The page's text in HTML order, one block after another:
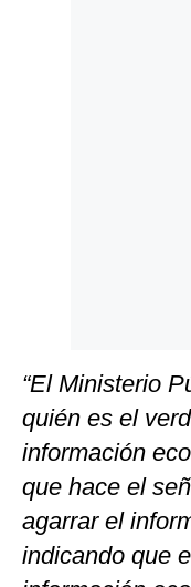
“El Ministerio
quién es el
información
que hace el
agarrar el
indicando que